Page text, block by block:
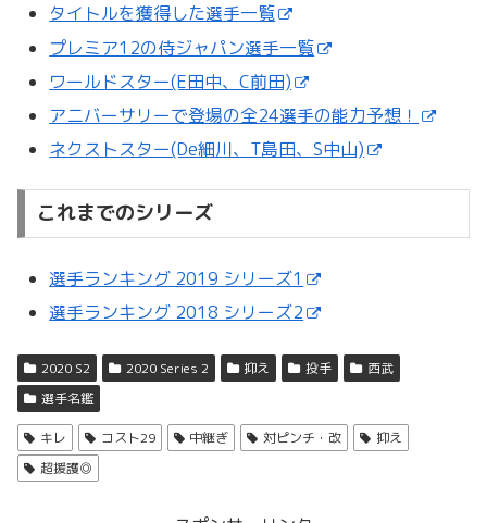
タイトルを獲得した選手一覧
プレミア12の侍ジャパン選手一覧
ワールドスター(E田中、C前田)
アニバーサリーで登場の全24選手の能力予想！
ネクストスター(De細川、T島田、S中山)
これまでのシリーズ
選手ランキング 2019 シリーズ1
選手ランキング 2018 シリーズ2
2020 S2 2020 Series 2 抑え 投手
西武
選手名鑑
キレ コスト29 中継ぎ 対ピンチ・改
抑え
超援護◎